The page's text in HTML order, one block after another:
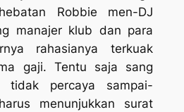
Robbie men-DJ
manajer klub dan para
rahasianya terkuak
gaji. Tentu saja sang
tidak percaya sampai-
menunjukkan surat